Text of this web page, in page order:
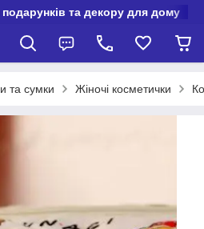
подарунків та декору для дому
та сумки Жіночі косметички